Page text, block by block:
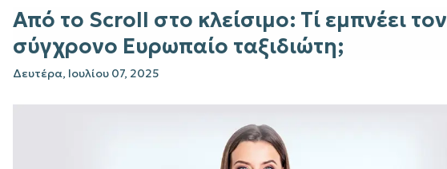
Από το Scroll στο κλείσιμο: Τί εμπνέει τον
σύγχρονο Ευρωπαίο ταξιδιώτη;
Δευτέρα, Ιουλίου 07, 2025